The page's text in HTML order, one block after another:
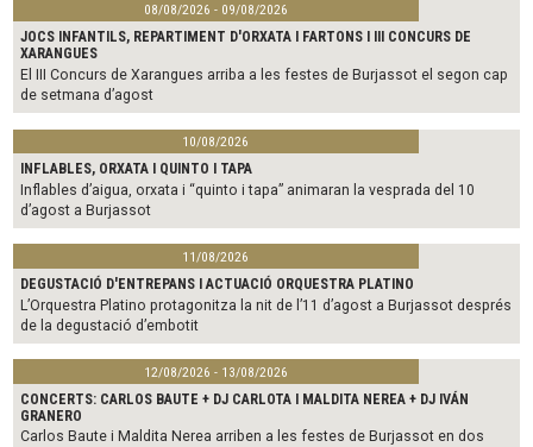
08/08/2026 - 09/08/2026
JOCS INFANTILS, REPARTIMENT D'ORXATA I FARTONS I III CONCURS DE
XARANGUES
El III Concurs de Xarangues arriba a les festes de Burjassot el segon cap
de setmana d’agost
10/08/2026
INFLABLES, ORXATA I QUINTO I TAPA
Inflables d’aigua, orxata i “quinto i tapa” animaran la vesprada del 10
d’agost a Burjassot
11/08/2026
DEGUSTACIÓ D'ENTREPANS I ACTUACIÓ ORQUESTRA PLATINO
L’Orquestra Platino protagonitza la nit de l’11 d’agost a Burjassot després
de la degustació d’embotit
12/08/2026 - 13/08/2026
CONCERTS: CARLOS BAUTE + DJ CARLOTA I MALDITA NEREA + DJ IVÁN
GRANERO
Carlos Baute i Maldita Nerea arriben a les festes de Burjassot en dos